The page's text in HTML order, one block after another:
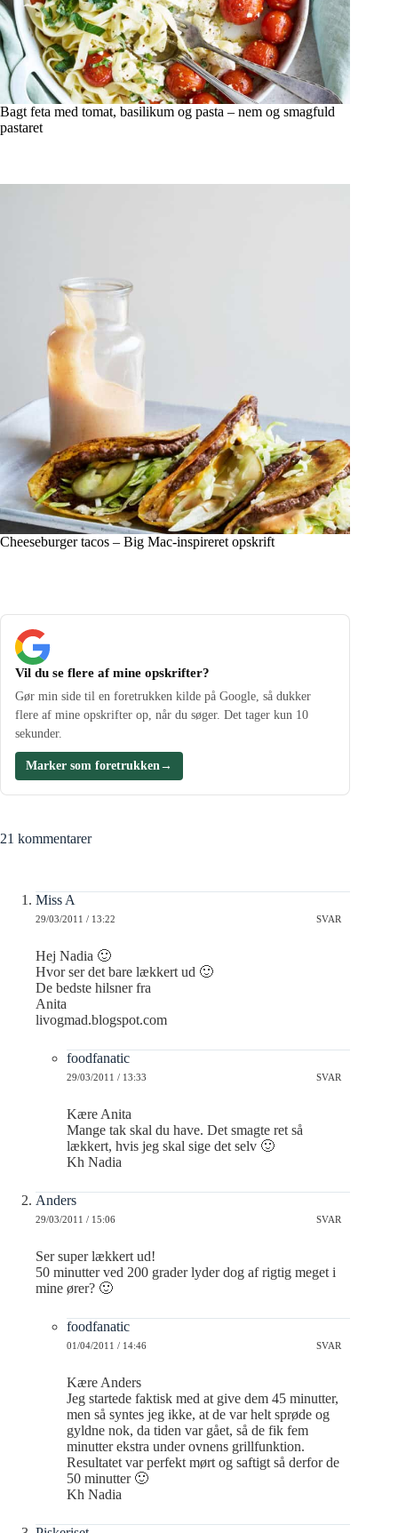
Bagt feta med tomat, basilikum og pasta – nem og smagfuld
pastaret
Cheeseburger tacos – Big Mac-inspireret opskrift
Vil du se flere af mine opskrifter?
Gør min side til en foretrukken kilde på Google, så dukker
flere af mine opskrifter op, når du søger. Det tager kun 10
sekunder.
Marker som foretrukken →
21 kommentarer
Miss A
29/03/2011 / 13:22 SVAR
Hej Nadia 🙂
Hvor ser det bare lækkert ud 🙂
De bedste hilsner fra
Anita
livogmad.blogspot.com
foodfanatic
29/03/2011 / 13:33 SVAR
Kære Anita
Mange tak skal du have. Det smagte ret så
lækkert, hvis jeg skal sige det selv 🙂
Kh Nadia
Anders
29/03/2011 / 15:06 SVAR
Ser super lækkert ud!
50 minutter ved 200 grader lyder dog af rigtig meget i
mine ører? 🙂
foodfanatic
01/04/2011 / 14:46 SVAR
Kære Anders
Jeg startede faktisk med at give dem 45 minutter,
men så syntes jeg ikke, at de var helt sprøde og
gyldne nok, da tiden var gået, så de fik fem
minutter ekstra under ovnens grillfunktion.
Resultatet var perfekt mørt og saftigt så derfor de
50 minutter 🙂
Kh Nadia